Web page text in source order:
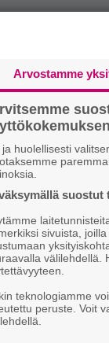
Arvostamme
ja huolellisesti
suostut
sivuista,
välilehdellä.
teknologiamme
peruste. Voit